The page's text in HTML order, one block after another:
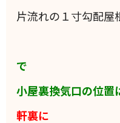
片流れの１寸勾配屋
で
小屋裏換気口の位置
軒裏に